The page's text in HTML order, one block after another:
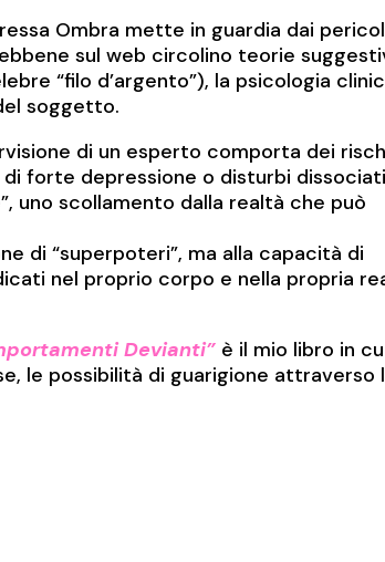
Ombra mette in guardia dai
sul web circolino teorie
“filo d’argento”), la psicologia
soggetto.
di un esperto comporta dei
forte depressione o disturbi
uno scollamento dalla realtà che può
di “superpoteri”, ma alla capacità di
nel proprio corpo e nella propria
Devianti” è il mio libro in
le possibilità di guarigione attraverso